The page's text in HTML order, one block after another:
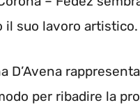
suo lavoro artistico.
D’Avena
per ribadire la